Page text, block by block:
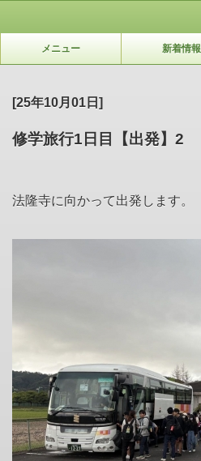
メニュー 新着情報
[25年10月01日]
修学旅行1日目【出発】2
法隆寺に向かって出発します。